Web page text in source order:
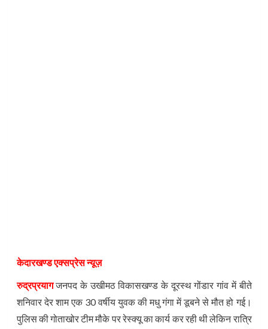
केदारखण्ड एक्सप्रेस न्यूज़
रुद्रप्रयागजनपद के उखीमठ विकासखण्ड के दूरस्थ गोंडार गांव में बीते
शनिवार देर शाम एक 30 वर्षीय युवक की मधु गंगा में डूबने से मौत हो गई।
पुलिस की गोताखोर टीम मौके पर रेस्क्यू का कार्य कर रही थी लेकिन रात्रि